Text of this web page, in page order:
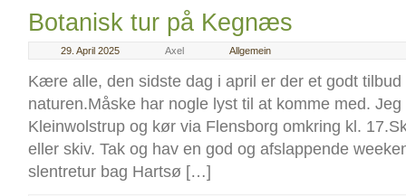
Botanisk tur på Kegnæs
29. April 2025 Axel Allgemein
Kære alle, den sidste dag i april er der et godt tilbud
naturen.Måske har nogle lyst til at komme med.
Kleinwolstrup og kør via Flensborg omkring kl.
eller skiv. Tak og hav en god og afslappende
slentretur bag Hartsø […]